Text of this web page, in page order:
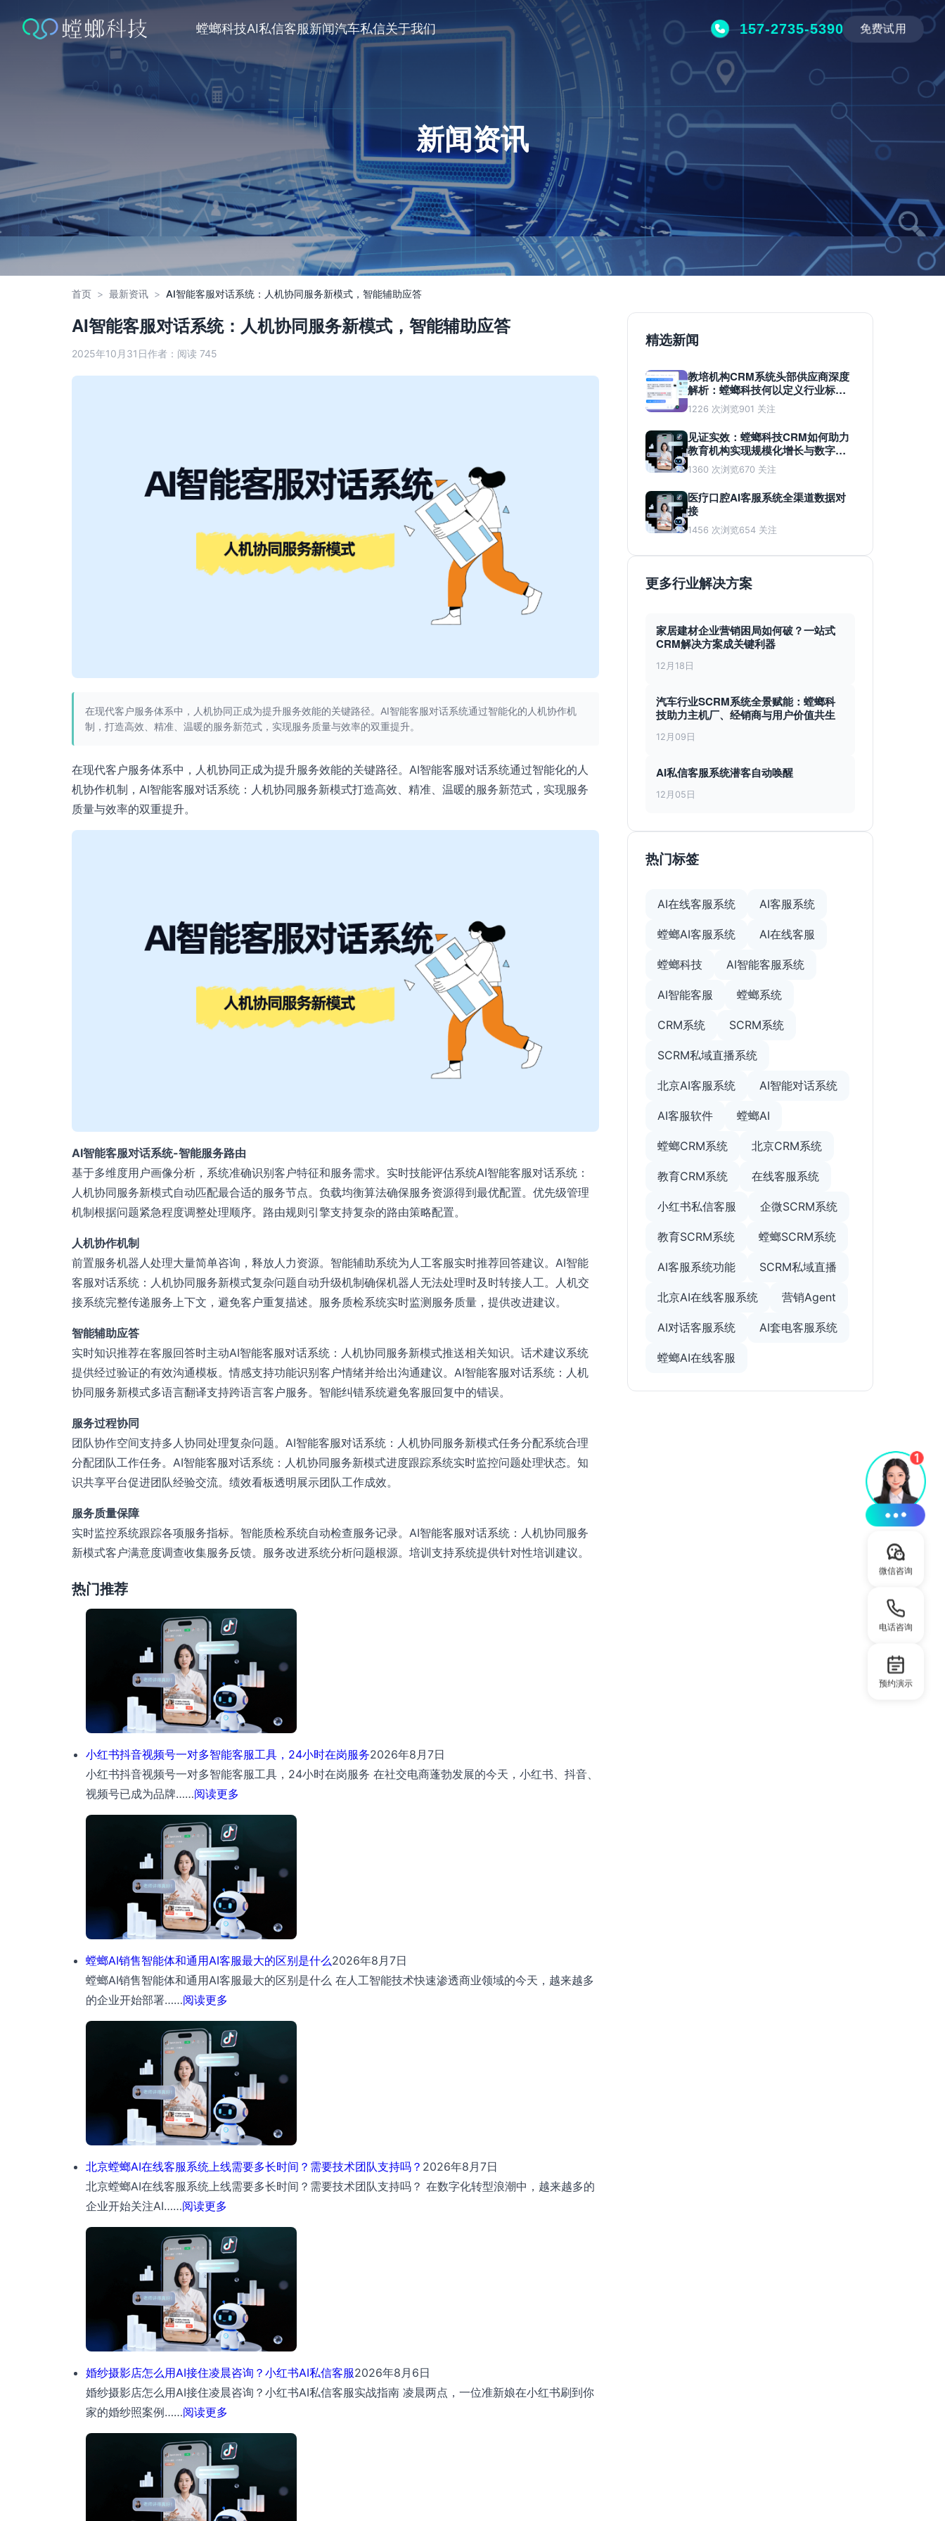
转
螳螂科技AI私信客服新闻汽车私信关于我们 157-2735-5390 免费试用
新闻资讯
首页 > 最新资讯 > AI智能客服对话系统：人机协同服务新模式，智能辅助应答
AI智能客服对话系统：人机协同服务新模式，智能辅助应答
2025年10月31日作者： 阅读 745
在现代客户服务体系中，人机协同正成为提升服务效能的关键路径。AI智能客服对话系统通过智能化的人机协作机
制，打造高效、精准、温暖的服务新范式，实现服务质量与效率的双重提升。
在现代客户服务体系中，人机协同正成为提升服务效能的关键路径。AI智能客服对话系统通过智能化的人
机协作机制，AI智能客服对话系统：人机协同服务新模式打造高效、精准、温暖的服务新范式，实现服务
质量与效率的双重提升。
AI智能客服对话系统-智能服务路由
基于多维度用户画像分析，系统准确识别客户特征和服务需求。实时技能评估系统AI智能客服对话系统：
人机协同服务新模式自动匹配最合适的服务节点。负载均衡算法确保服务资源得到最优配置。优先级管理
机制根据问题紧急程度调整处理顺序。路由规则引擎支持复杂的路由策略配置。
人机协作机制
前置服务机器人处理大量简单咨询，释放人力资源。智能辅助系统为人工客服实时推荐回答建议。AI智能
客服对话系统：人机协同服务新模式复杂问题自动升级机制确保机器人无法处理时及时转接人工。人机交
接系统完整传递服务上下文，避免客户重复描述。服务质检系统实时监测服务质量，提供改进建议。
智能辅助应答
实时知识推荐在客服回答时主动AI智能客服对话系统：人机协同服务新模式推送相关知识。话术建议系统
提供经过验证的有效沟通模板。情感支持功能识别客户情绪并给出沟通建议。AI智能客服对话系统：人机
协同服务新模式多语言翻译支持跨语言客户服务。智能纠错系统避免客服回复中的错误。
服务过程协同
团队协作空间支持多人协同处理复杂问题。AI智能客服对话系统：人机协同服务新模式任务分配系统合理
分配团队工作任务。AI智能客服对话系统：人机协同服务新模式进度跟踪系统实时监控问题处理状态。知
识共享平台促进团队经验交流。绩效看板透明展示团队工作成效。
服务质量保障
实时监控系统跟踪各项服务指标。智能质检系统自动检查服务记录。AI智能客服对话系统：人机协同服务
新模式客户满意度调查收集服务反馈。服务改进系统分析问题根源。培训支持系统提供针对性培训建议。
热门推荐
小红书抖音视频号一对多智能客服工具，24小时在岗服务2026年8月7日
小红书抖音视频号一对多智能客服工具，24小时在岗服务 在社交电商蓬勃发展的今天，小红书、抖音、
视频号已成为品牌……阅读更多
小
书
抖
音
视
频
一
对
客
服
工
具，
24
小
时
岗
务
螳螂AI销售智能体和通用AI客服最大的区别是什么2026年8月7日
螳螂AI销售智能体和通用AI客服最大的区别是什么 在人工智能技术快速渗透商业领域的今天，越来越多
的企业开始部署……阅读更多
螳
螂
AI
销
售
智
能
和
通
AI
客
服
最
大
的
区
别
是
么
北京螳螂AI在线客服系统上线需要多长时间？需要技术团队支持吗？ 2026年8月7日
北京螳螂AI在线客服系统上线需要多长时间？需要技术团队支持吗？ 在数字化转型浪潮中，越来越多的
企业开始关注AI……阅读更多
北
京
螳
螂
AI
在
线
服
系
上
线
需
要
婚纱摄影店怎么用AI接住凌晨咨询？小红书AI私信客服2026年8月6日
婚纱摄影店怎么用AI接住凌晨咨询？小红书AI私信客服实战指南 凌晨两点，一位准新娘在小红书刷到你
家的婚纱照案例……阅读更多
婚
纱
摄
影
店
精选新闻
教培机构CRM系统头部供应商深度
解析：螳螂科技何以定义行业标
准？
1226 次浏览901 关注
见证实效：螳螂科技CRM如何助力
教育机构实现规模化增长与数字化
蜕变
1360 次浏览670 关注
医疗口腔AI客服系统全渠道数据对
接
1456 次浏览654 关注
更多行业解决方案
家居建材企业营销困局如何破？一站式
CRM解决方案成关键利器
12月18日
汽车行业SCRM系统全景赋能：螳螂科
技助力主机厂、经销商与用户价值共生
12月09日
AI私信客服系统潜客自动唤醒
12月05日
热门标签
AI在线客服系统 AI客服系统
螳螂AI客服系统 AI在线客服
螳螂科技 AI智能客服系统
AI智能客服 螳螂系统
CRM系统 SCRM系统
SCRM私域直播系统
北京AI客服系统 AI智能对话系统
AI客服软件 螳螂AI
螳螂CRM系统 北京CRM系统
教育CRM系统 在线客服系统
小红书私信客服 企微SCRM系统
教育SCRM系统 螳螂SCRM系统
AI客服系统功能 SCRM私域直播
北京AI在线客服系统 营销Agent
AI对话客服系统 AI套电客服系统
螳螂AI在线客服
微信咨询
电话咨询
预约演示